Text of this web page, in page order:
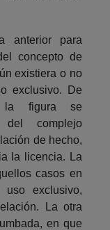
anterior para
concepto de
existiera o no
exclusivo. De
la figura se
complejo
de hecho,
la licencia. La
casos en
exclusivo,
La otra
en que